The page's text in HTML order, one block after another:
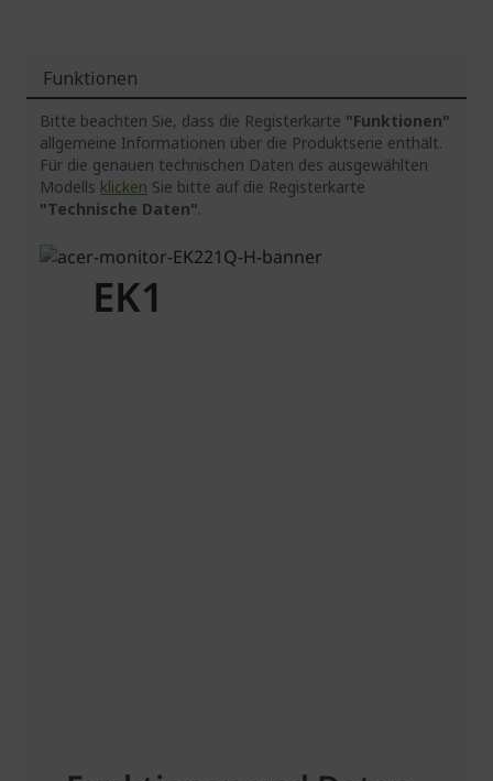
Funktionen
Bitte beachten Sie, dass die Registerkarte "Funktionen"
allgemeine Informationen über die Produktserie enthält.
Für die genauen technischen Daten des ausgewählten
Modells klicken Sie bitte auf die Registerkarte
"Technische Daten".